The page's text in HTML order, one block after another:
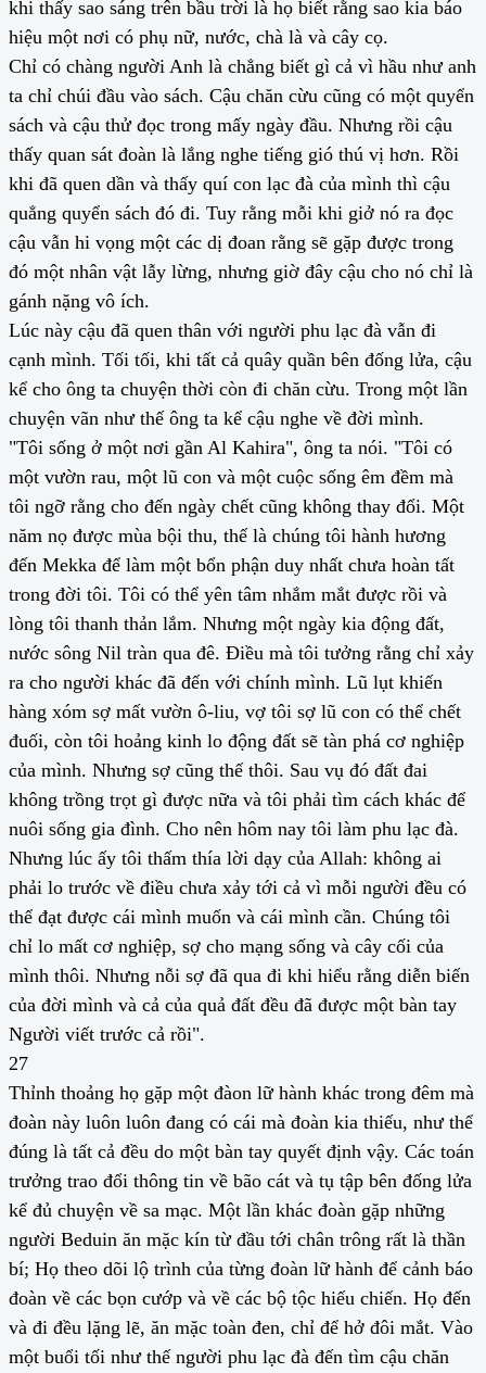
khi thấy sao sáng trên bầu trời là họ biết rằng sao kia báo
hiệu một nơi có phụ nữ, nước, chà là và cây cọ.
Chỉ có chàng người Anh là chẳng biết gì cả vì hầu như anh
ta chỉ chúi đầu vào sách. Cậu chăn cừu cũng có một quyển
sách và cậu thử đọc trong mấy ngày đầu. Nhưng rồi cậu
thấy quan sát đoàn là lắng nghe tiếng gió thú vị hơn. Rồi
khi đã quen dần và thấy quí con lạc đà của mình thì cậu
quẳng quyển sách đó đi. Tuy rằng mỗi khi giở nó ra đọc
cậu vẫn hi vọng một các dị đoan rằng sẽ gặp được trong
đó một nhân vật lẫy lừng, nhưng giờ đây cậu cho nó chỉ là
gánh nặng vô ích.
Lúc này cậu đã quen thân với người phu lạc đà vẫn đi
cạnh mình. Tối tối, khi tất cả quây quần bên đống lửa, cậu
kể cho ông ta chuyện thời còn đi chăn cừu. Trong một lần
chuyện vãn như thế ông ta kể cậu nghe về đời mình.
"Tôi sống ở một nơi gần Al Kahira", ông ta nói. "Tôi có
một vườn rau, một lũ con và một cuộc sống êm đềm mà
tôi ngỡ rằng cho đến ngày chết cũng không thay đổi. Một
năm nọ được mùa bội thu, thế là chúng tôi hành hương
đến Mekka để làm một bổn phận duy nhất chưa hoàn tất
trong đời tôi. Tôi có thể yên tâm nhắm mắt được rồi và
lòng tôi thanh thản lắm. Nhưng một ngày kia động đất,
nước sông Nil tràn qua đê. Điều mà tôi tưởng rằng chỉ xảy
ra cho người khác đã đến với chính mình. Lũ lụt khiến
hàng xóm sợ mất vườn ô-liu, vợ tôi sợ lũ con có thể chết
đuối, còn tôi hoảng kinh lo động đất sẽ tàn phá cơ nghiệp
của mình. Nhưng sợ cũng thế thôi. Sau vụ đó đất đai
không trồng trọt gì được nữa và tôi phải tìm cách khác để
nuôi sống gia đình. Cho nên hôm nay tôi làm phu lạc đà.
Nhưng lúc ấy tôi thấm thía lời dạy của Allah: không ai
phải lo trước về điều chưa xảy tới cả vì mỗi người đều có
thể đạt được cái mình muốn và cái mình cần. Chúng tôi
chỉ lo mất cơ nghiệp, sợ cho mạng sống và cây cối của
mình thôi. Nhưng nỗi sợ đã qua đi khi hiểu rằng diễn biến
của đời mình và cả của quả đất đều đã được một bàn tay
Người viết trước cả rồi".
27
Thỉnh thoảng họ gặp một đàon lữ hành khác trong đêm mà
đoàn này luôn luôn đang có cái mà đoàn kia thiếu, như thể
đúng là tất cả đều do một bàn tay quyết định vậy. Các toán
trưởng trao đổi thông tin về bão cát và tụ tập bên đống lửa
kể đủ chuyện về sa mạc. Một lần khác đoàn gặp những
người Beduin ăn mặc kín từ đầu tới chân trông rất là thần
bí; Họ theo dõi lộ trình của từng đoàn lữ hành để cảnh báo
đoàn về các bọn cướp và về các bộ tộc hiếu chiến. Họ đến
và đi đều lặng lẽ, ăn mặc toàn đen, chỉ để hở đôi mắt. Vào
một buổi tối như thế người phu lạc đà đến tìm cậu chăn